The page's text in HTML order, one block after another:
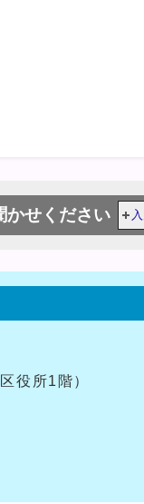
かせください
役所1階）